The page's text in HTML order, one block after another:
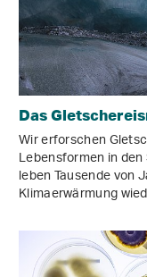
Das
Wir erforschen
Lebensformen in
leben Tausende von
Klimaerwärmung